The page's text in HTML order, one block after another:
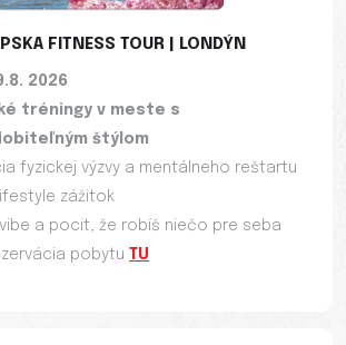
FITNESS TOUR | LONDÝN
2026
tréningy v meste s
štýlom
fyzickej výzvy a mentálneho reštartu
zážitok
a pocit, že robíš niečo pre seba
pobytu
TU